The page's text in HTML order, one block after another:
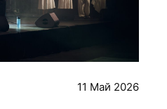
11 Май 2026